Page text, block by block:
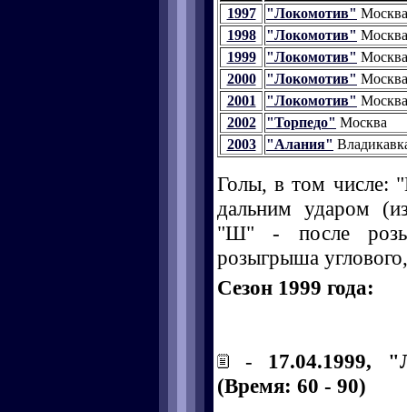
1997
"Локомотив" Москва
1998
"Локомотив" Москва
1999
"Локомотив" Москва
2000
"Локомотив" Москва
2001
"Локомотив" Москва
2002
"Торпедо" Москва
2003
"Алания"
Голы, в том числе:
дальним ударом
"Ш" - после
розыгрыша
Сезон 1999 года:
- 17.04.1999,
(Время: 60 - 90)